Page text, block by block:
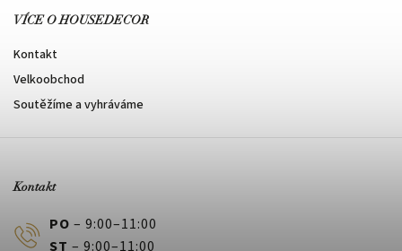
VÍCE O HOUSEDECOR
Kontakt
Velkoobchod
Soutěžíme a vyhráváme
Kontakt
PO – 9:00–11:00
ST – 9:00–11:00